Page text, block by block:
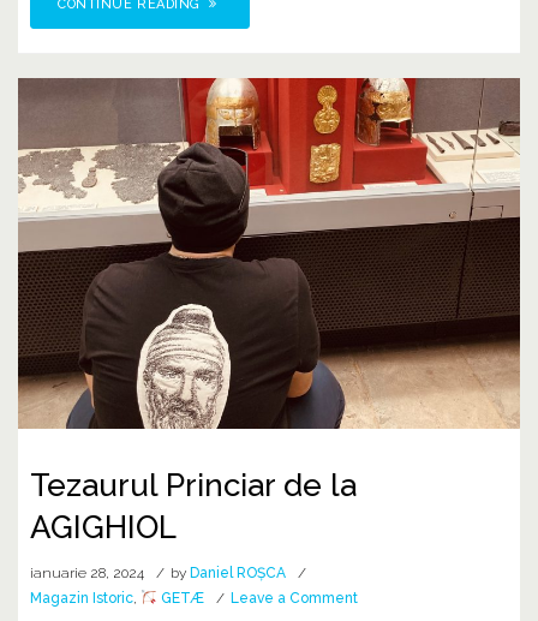
CONTINUE READING
Tezaurul Princiar de la
AGIGHIOL
ianuarie 28, 2024 by Daniel ROȘCA
Magazin Istoric, GETÆ Leave a Commenton